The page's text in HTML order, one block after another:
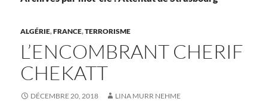
ALGÉRIE,FRANCE,TERRORISME
L’ENCOMBRANT CHERIF
CHEKATT
DÉCEMBRE 20, 2018 LINA MURR NEHME